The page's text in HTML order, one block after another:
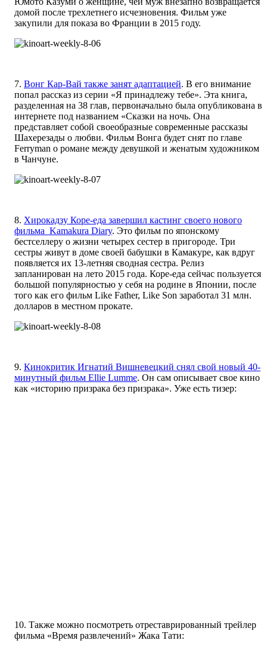
домой после трехлетнего исчезновения. Фильм уже
закупили для показа во Франции в 2015 году.
7. Вонг Кар-Вай также занят адаптацией. В его внимание
попал рассказ из серии «Я принадлежу тебе». Эта книга,
разделенная на 38 глав, первоначально была опубликована в
интернете под названием «Сказки на ночь. Она
представляет собой своеобразные современные рассказы
Шахерезады о любви. Фильм Вонга будет снят по главе
Ferryman о романе между девушкой и женатым художником
в Чанчуне.
8. Хирокадзу Коре-еда завершил кастинг своего нового
фильма Kamakura Diary. Это фильм по японскому
бестселлеру о жизни четырех сестер в пригороде. Три
сестры живут в доме своей бабушки в Камакуре, как вдруг
появляется их 13-летняя сводная сестра. Релиз
запланирован на лето 2015 года. Коре-еда сейчас пользуется
большой популярностью у себя на родине в Японии, после
того как его фильм Like Father, Like Son заработал 31 млн.
долларов в местном прокате.
9. Кинокритик Игнатий Вишневецкий снял свой новый 40-
минутный фильм Ellie Lumme. Он сам описывает свое кино
как «историю призрака без призрака». Уже есть тизер:
10. Также можно посмотреть отреставрированный трейлер
фильма «Время развлечений» Жака Тати: